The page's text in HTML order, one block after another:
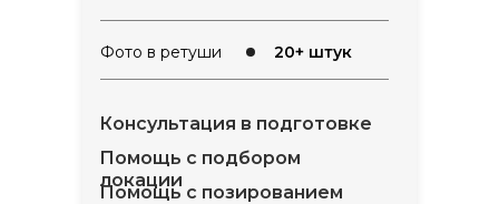
Фото в ретуши 20+ штук
Консультация в подготовке
Помощь с подбором
локации
Помощь с позированием